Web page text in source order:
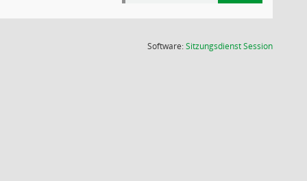
Software:SitzungsdienstSession(Wird in